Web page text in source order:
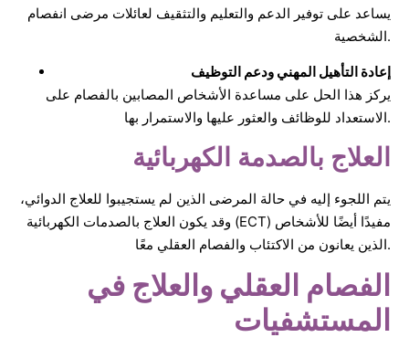
يساعد على توفير الدعم والتعليم والتثقيف لعائلات مرضى انفصام
الشخصية.
إعادة التأهيل المهني ودعم التوظيف
يركز هذا الحل على مساعدة الأشخاص المصابين بالفصام على
الاستعداد للوظائف والعثور عليها والاستمرار بها.
العلاج بالصدمة الكهربائية
يتم اللجوء إليه في حالة المرضى الذين لم يستجيبوا للعلاج الدوائي،
وقد يكون العلاج بالصدمات الكهربائية (ECT) مفيدًا أيضًا للأشخاص
الذين يعانون من الاكتئاب والفصام العقلي معًا.
الفصام العقلي والعلاج في
المستشفيات